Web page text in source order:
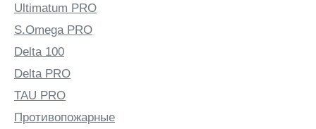
Ultimatum PRO
S.Omega PRO
Delta 100
Delta PRO
TAU PRO
Противопожарные